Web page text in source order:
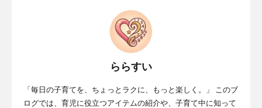
ららすい
「毎日の子育てを、ちょっとラクに、もっと楽しく。」 このブ
ログでは、育児に役立つアイテムの紹介や、子育て中に知って